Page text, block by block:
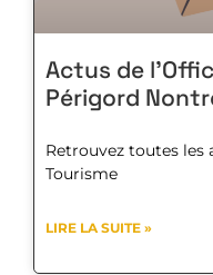
Actus de
Périgord
Retrouvez toutes les
Tourisme
LIRE LA SUITE »